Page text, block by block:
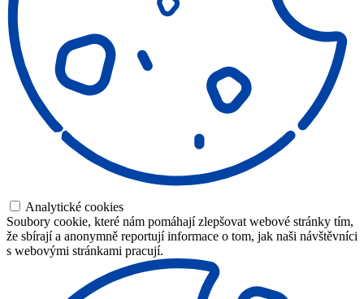
Analytické cookies
Soubory cookie, které nám pomáhají zlepšovat webové stránky tím,
že sbírají a anonymně reportují informace o tom, jak naši návštěvníci
s webovými stránkami pracují.